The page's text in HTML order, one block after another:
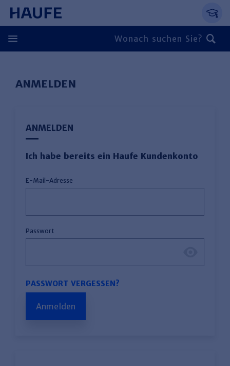
Springe direkt zum Hauptinhalt, zur
Zum Hauptinhalt springen
Zur Navigation springen
Zur Suche springen
ANMELDEN
ANMELDEN
Ich habe bereits ein Haufe Kundenkonto
E-Mail-Adresse
Passwort
PASSWORT VERGESSEN?
Anmelden